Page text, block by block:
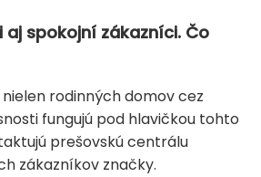
spokojní zákazníci. Čo
rodinných domov cez
fungujú pod hlavičkou tohto
prešovskú centrálu
zákazníkov značky.